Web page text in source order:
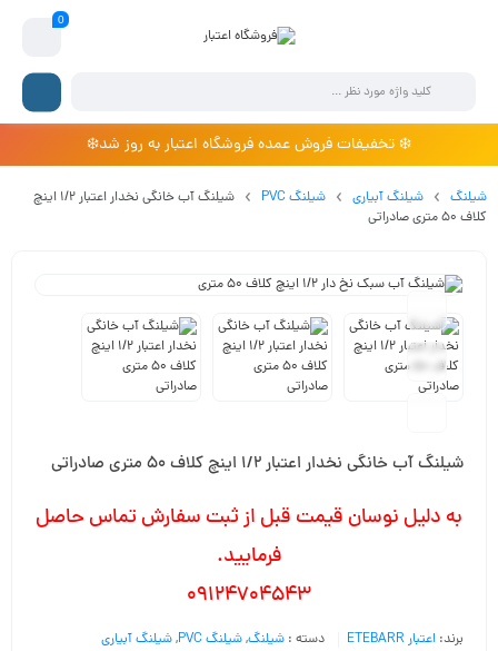
0
❄️ تخفیفات فروش عمده فروشگاه اعتبار به روز شد❄️
شیلنگ شیلنگ آبیاری شیلنگ PVC
شیلنگ آب خانگی نخدار اعتبار 1/2 اینچ
کلاف 50 متری صادراتی
شیلنگ آب خانگی نخدار اعتبار 1/2 اینچ کلاف 50 متری صادراتی
به دلیل نوسان قیمت قبل از ثبت سفارش تماس حاصل
فرمایید.
09124704543
برند: اعتبار ETEBARR دسته : شیلنگ,شیلنگ PVC ,شیلنگ آبیاری